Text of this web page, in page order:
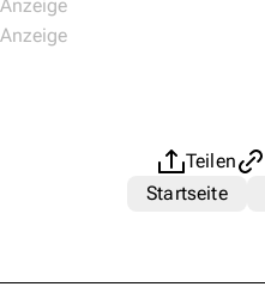
Teilen
Startseite